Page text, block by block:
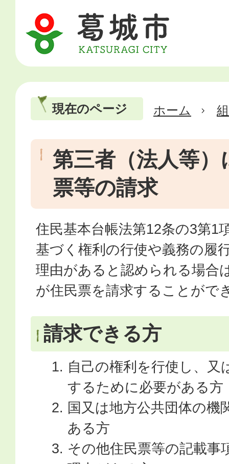
現在のページ ホーム
第三者（法人等）
票等の請求
住民基本台帳法第12条の3第1
基づく権利の行使や義務の履
理由があると認められる場合
が住民票を請求することがで
請求できる方
自己の権利を行使し、又
するために必要がある方
国又は地方公共団体の機
ある方
その他住民票等の記載事